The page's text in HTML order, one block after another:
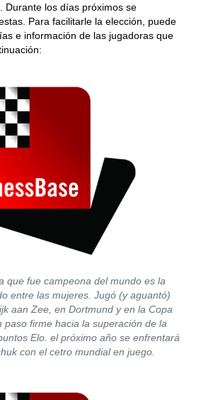
Durante los días próximos se
Para facilitarle la elección, puede
e información de las jugadoras que
que fue campeona del mundo es la
entre las mujeres. Jugó (y aguantó)
aan Zee, en Dortmund y en la Copa
paso firme hacia la superación de la
Elo. el próximo año se enfrentará
con el cetro mundial en juego.